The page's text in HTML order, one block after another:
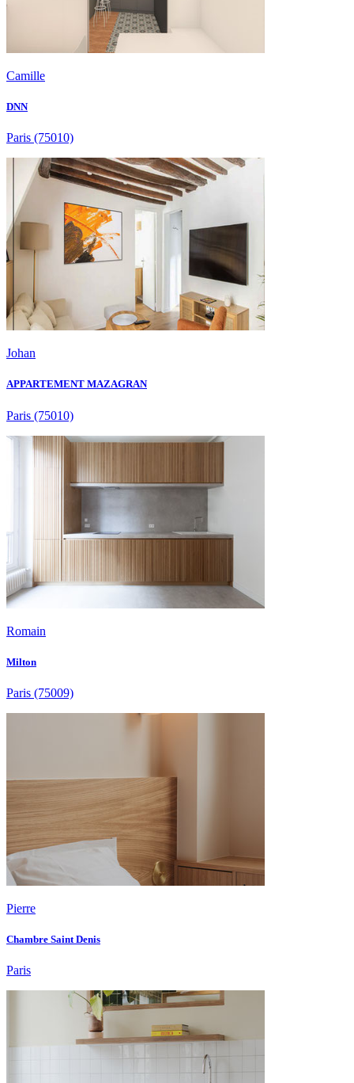
Camille
DNN
Paris (75010)
Johan
APPARTEMENT MAZAGRAN
Paris (75010)
Romain
Milton
Paris (75009)
Pierre
Chambre Saint Denis
Paris